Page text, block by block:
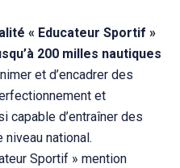
« Educateur Sportif »
200 milles nautiques
et d’encadrer des
et
capable d’entraîner des
niveau national.
Sportif » mention